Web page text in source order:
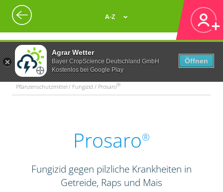
Agrar Wetter
Bayer CropScience Deutschland GmbH
Kostenlos bei Google Play
Öffnen
A-Z
Pflanzenschutzmittel / Fungizid / Prosaro®
Prosaro®
Fungizid gegen pilzliche Krankheiten in
Getreide, Raps und Mais